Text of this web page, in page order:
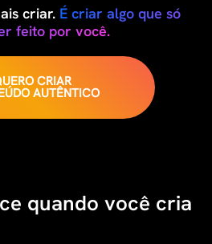
criar. É criar algo que só
feito por você.
CRIAR
AUTÊNTICO
quando você cria